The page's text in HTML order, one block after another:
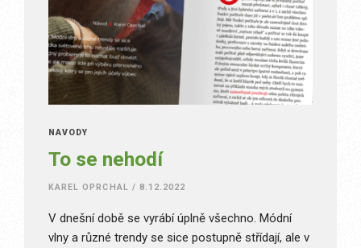
NÁVODY
To se nehodí
KAREL OPRCHAL / 8.12.2022
V dnešní době se vyrábí úplně všechno. Módní
vlny a různé trendy se sice postupně střídají, ale v